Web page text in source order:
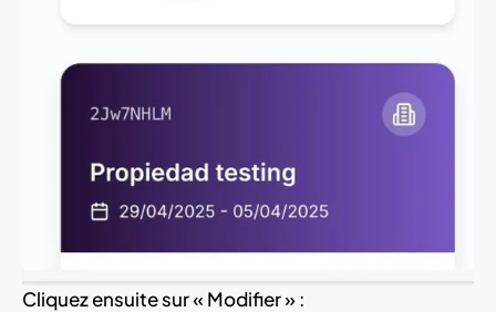
Cliquez ensuite sur « Modifier » :